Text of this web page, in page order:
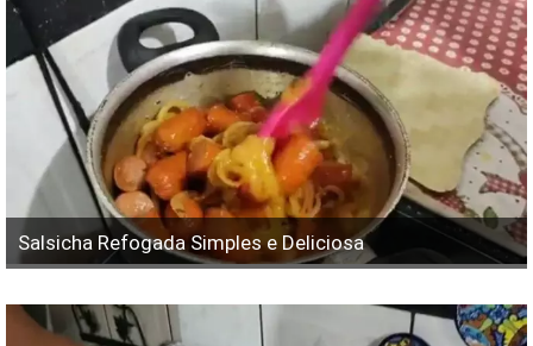
Salsicha Refogada Simples e Deliciosa